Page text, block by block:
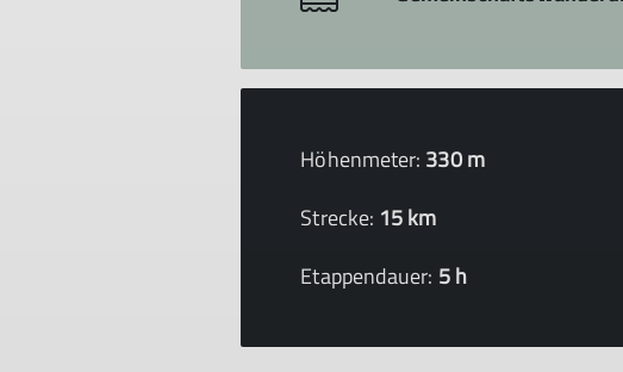
Höhenmeter: 330 m
Strecke: 15 km
Etappendauer: 5 h